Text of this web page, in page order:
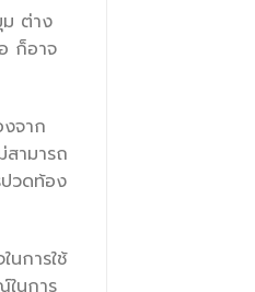
ม ต่าง
ก็อาจ
จาก
สามารถ
ปวดท้อง
นการใช้
นการ